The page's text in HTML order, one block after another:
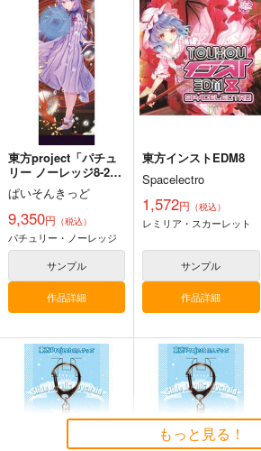
幽閉サテライト
2,200円 （税込）
東方Project
サンプル
カート
ders.
上海アリス幻樂団
1,760円（税込）
東方Project
サンプル
東方剛欲異聞～水没し
た沈愁地獄
黄昏フロンティア
東方紅魔郷～
the Embodiment of
Scarlet Devil～
上海アリス幻樂団
1,100円（税込）
東方project「パチュ
リー ノーレッジ8-2」
特大タペストリー
ぱいそんきっど
9,350円 （税込）
パチュリー・ノーレッジ
サンプル
作品詳細
東方インストEDM8
Spacelectro
1,572円 （税込）
レミリア・スカーレット
サンプル
作品詳細
もっと見る！